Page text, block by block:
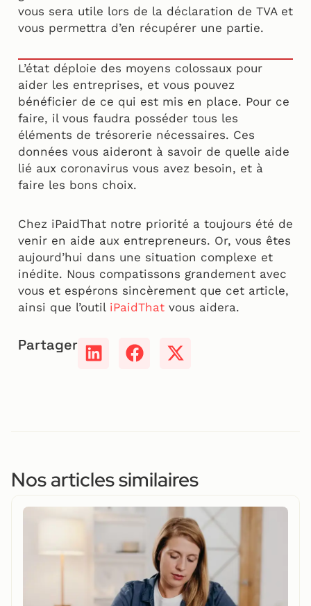
vous sera utile lors de la déclaration de TVA et
vous permettra d’en récupérer une partie.
L’état déploie des moyens colossaux pour
aider les entreprises, et vous pouvez
bénéficier de ce qui est mis en place. Pour ce
faire, il vous faudra posséder tous les
éléments de trésorerie nécessaires. Ces
données vous aideront à savoir de quelle aide
lié aux coronavirus vous avez besoin, et à
faire les bons choix.
Chez iPaidThat notre priorité a toujours été de
venir en aide aux entrepreneurs. Or, vous êtes
aujourd’hui dans une situation complexe et
inédite. Nous compatissons grandement avec
vous et espérons sincèrement que cet article,
ainsi que l’outil iPaidThat vous aidera.
Partager
Nos articles similaires